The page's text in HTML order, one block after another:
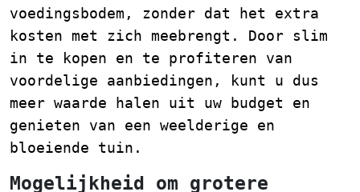
voedingsbodem, zonder dat het extra
kosten met zich meebrengt. Door slim
in te kopen en te profiteren van
voordelige aanbiedingen, kunt u dus
meer waarde halen uit uw budget en
genieten van een weelderige en
bloeiende tuin.
Mogelijkheid om grotere